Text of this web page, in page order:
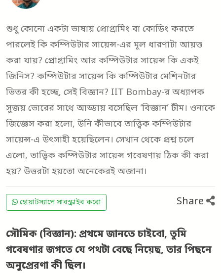
শুধু কোনো একটা ভাষায় প্রোগ্রামিং বা কোডিং করতে
পারলেই কি কম্পিউটার সায়েন্স-এর মূল ধারণাটা আয়ত্ত
করা যায়? প্রোগ্রামিং আর কম্পিউটার সায়েন্স কি একই
জিনিস? কম্পিউটার সায়েন্স কি কম্পিউটার মেশিনটার
ভিতর কী হচ্ছে, সেই বিজ্ঞান? IIT Bombay-র অধ্যাপক
সুজয় ভোরের সাথে আড্ডায় বসেছিল ‘বিজ্ঞান’ টীম। ওনাকে
জিজ্ঞেস করা হলো, উনি কীভাবে তাত্ত্বিক কম্পিউটার
সায়েন্স-এ উৎসাহী হয়েছিলেন। সেখান থেকে প্রশ্ন চলে
এলো, তাত্ত্বিক কম্পিউটার সায়েন্স গবেষণায় ঠিক কী করা
হয়? উত্তরটা হয়তো অনেকেরই অজানা।
হোয়াটস্যাপে সাবস্ক্রাইব করো Share
সৌমিক (বিজ্ঞান): প্রথমে জানতে চাইবো, তুমি
গবেষণার জগতে যে পথটা বেছে নিয়েছ, তার পিছনে
অনুপ্রেরণা কী ছিল।